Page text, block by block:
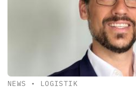
NEWS • LOGISTIK